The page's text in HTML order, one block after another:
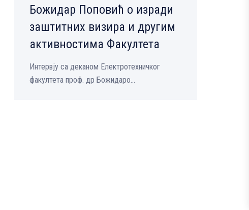
Божидар Поповић о изради
заштитних визира и другим
активностима Факултета
Интервју са деканом Електротехничког
факултета проф. др Божидаро...